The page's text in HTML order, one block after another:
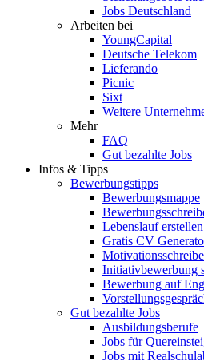
Jobs Deutschland
Arbeiten bei
YoungCapital
Deutsche Telekom
Lieferando
Picnic
Sixt
Weitere
Mehr
FAQ
Gut bezahlte Jobs
Infos & Tipps
Bewerbungstipps
Bewerbungsmappe
Lebenslauf erstellen
Gratis CV
Initiativbewerbung
Bewerbung auf
Gut bezahlte Jobs
Ausbildungsberufe
Jobs für
Jobs mit